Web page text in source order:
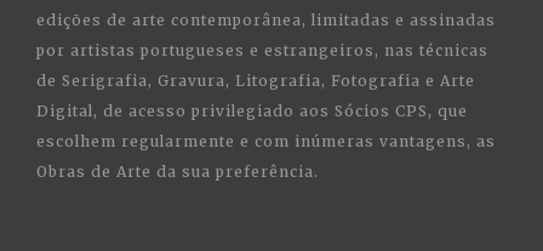
edições de arte contemporânea, limitadas e assinadas
por artistas portugueses e estrangeiros, nas técnicas
de Serigrafia, Gravura, Litografia, Fotografia e Arte
Digital, de acesso privilegiado aos Sócios CPS, que
escolhem regularmente e com inúmeras vantagens, as
Obras de Arte da sua preferência.